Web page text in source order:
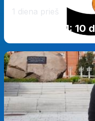
1 diena prieš
Visaginui 51: 10